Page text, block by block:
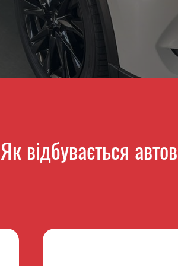
Як відбувається